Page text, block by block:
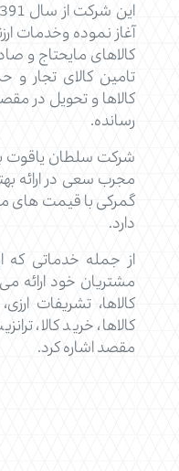
آغاز نموده وخدمات
کالاهای مایحتاج و
تامین کالای تجار و
کالاها و تحویل در
رسانده.
شرکت سلطان یاقوت
مجرب سعی در ارائه
گمرکی با قیمت های
دارد.
از جمله خدماتی که
مشتریان خود ارائه
کالاها، تشریفات
کالاها، خرید کالا،
مقصد اشاره کرد.